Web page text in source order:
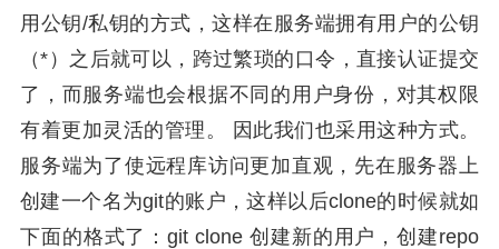
用公钥/私钥的方式，这样在服务端拥有用户的公钥
（*）之后就可以，跨过繁琐的口令，直接认证提交
了，而服务端也会根据不同的用户身份，对其权限
有着更加灵活的管理。 因此我们也采用这种方式。
服务端为了使远程库访问更加直观，先在服务器上
创建一个名为git的账户，这样以后clone的时候就如
下面的格式了：git clone 创建新的用户，创建repo